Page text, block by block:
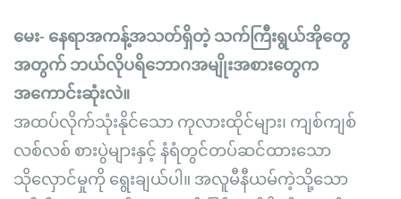
မေး- နေရာအကန့်အသတ်ရှိတဲ့ သက်ကြီးရွယ်အိုတွေ
အတွက် ဘယ်လိုပရိဘောဂအမျိုးအစားတွေက
အကောင်းဆုံးလဲ။
အထပ်လိုက်သုံးနိုင်သော ကုလားထိုင်များ၊ ကျစ်ကျစ်
လစ်လစ် စားပွဲများနှင့် နံရံတွင်တပ်ဆင်ထားသော
သိုလှောင်မှုကို ရွေးချယ်ပါ။ အလူမီနီယမ်ကဲ့သို့သော